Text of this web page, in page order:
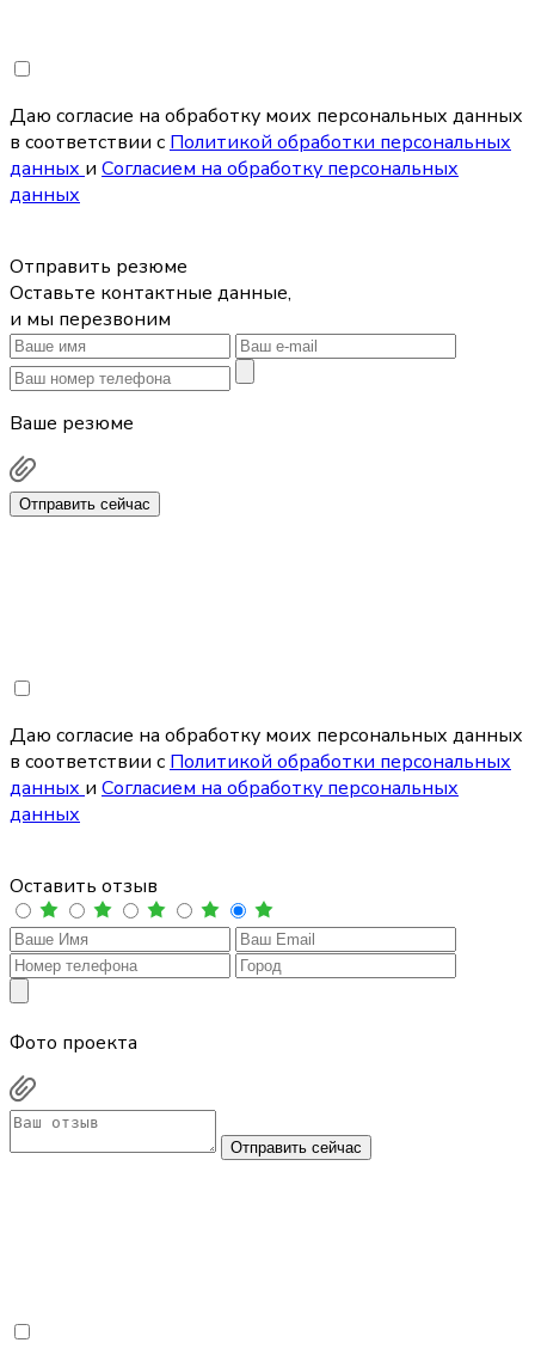
Даю согласие на обработку моих персональных данных
в соответствии с Политикой обработки персональных
данных и Согласием на обработку персональных
данных
Отправить резюме
Оставьте контактные данные,
и мы перезвоним
Ваше резюме
Отправить сейчас
Даю согласие на обработку моих персональных данных
в соответствии с Политикой обработки персональных
данных и Согласием на обработку персональных
данных
Оставить отзыв
Фото проекта
Отправить сейчас